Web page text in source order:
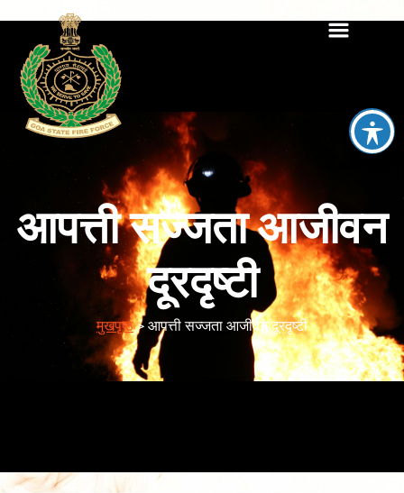
आपत्ती सज्जता आजीवन
दूरदृष्टी
मुखपृष्ठ> आपत्ती सज्जता आजीवन दूरदृष्टी